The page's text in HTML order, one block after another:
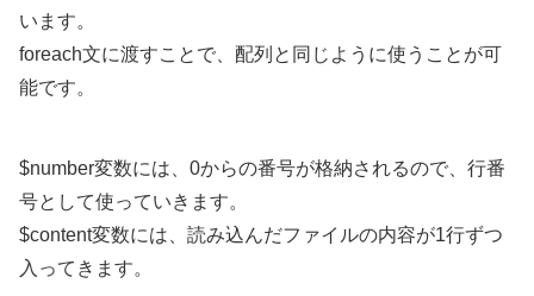
います。
foreach文に渡すことで、配列と同じように使うことが可
能です。
$number変数には、0からの番号が格納されるので、行番
号として使っていきます。
$content変数には、読み込んだファイルの内容が1行ずつ
入ってきます。